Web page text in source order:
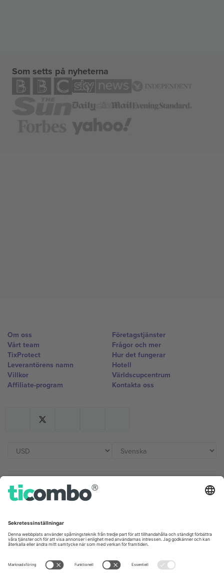
Som setts på nyheterna
Om oss
Vårt team
TixProtect
Leverantörens namn
Villkor
Affiliate-program
Företagstjänster
Frågor och mer
Hur det fungerar
Hotell
Världscupcentrum
Kontakta oss
Kontor och support
Unter den Linden 24, 10117
Berlin, Germany
London, EC1V 1AW, United
Kingdom
United States
Switzerland